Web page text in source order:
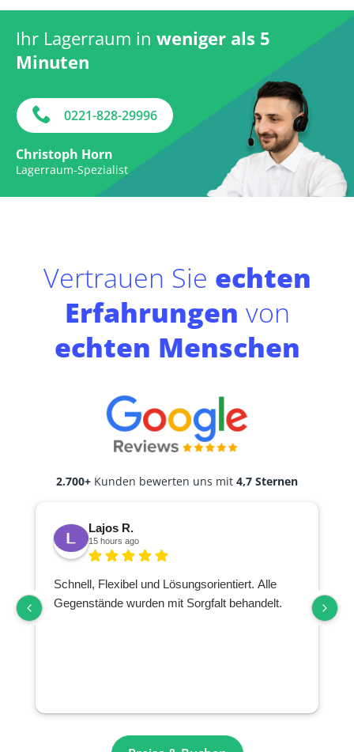
Ihr Lagerraum in weniger als 5
Minuten
0221-828-29996
Christoph Horn
Lagerraum-Spezialist
Vertrauen Sie echten
Erfahrungen von
echten Menschen
2.700+ Kunden bewerten uns mit 4,7 Sternen
Lajos R.
15 hours ago
Schnell, Flexibel und Lösungsorientiert. Alle
Gegenstände wurden mit Sorgfalt behandelt.